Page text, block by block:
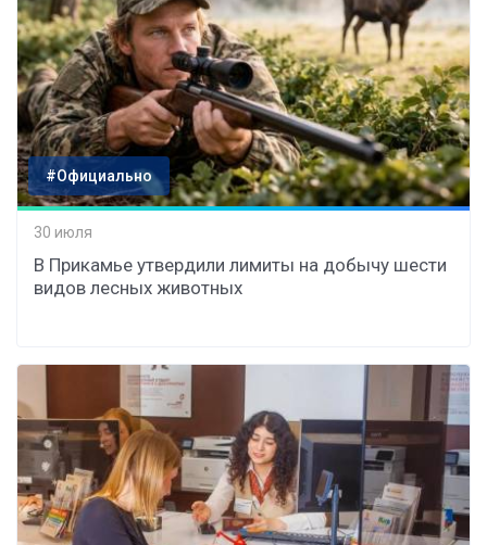
#Официально
30 июля
В Прикамье утвердили лимиты на добычу шести
видов лесных животных